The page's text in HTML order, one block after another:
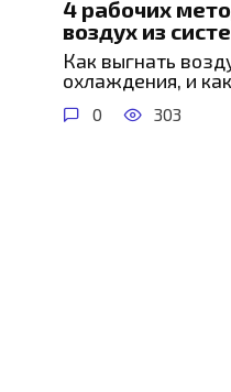
4 рабочих
воздух из
Как выгнать
охлаждения, и
0 303